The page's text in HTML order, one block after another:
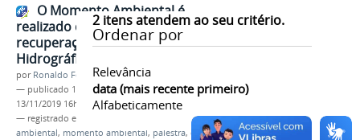
2itens atendem ao seu critério.
Ordenar por
Relevância
data (mais recente primeiro)
Alfabeticamente
O Momento Ambiental é
realizado com debate sobre a
recuperação das Bacias
Hidrográficas
por Ronaldo Fernandes Roque
— publicado 13/11/2019 —última modificação
13/11/2019 16h34
— registrado em:
educação
ambiental, momento ambiental, palestra, debate,